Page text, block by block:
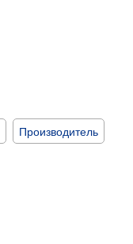
Производитель